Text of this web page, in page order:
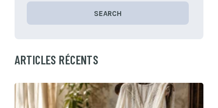
SEARCH
ARTICLES RÉCENTS